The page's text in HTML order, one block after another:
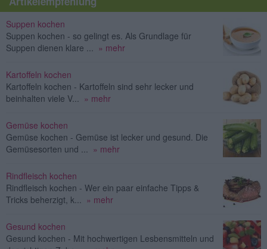
Suppen kochen
Suppen kochen - so gelingt es. Als Grundlage für
Suppen dienen klare ... » mehr
Kartoffeln kochen
Kartoffeln kochen - Kartoffeln sind sehr lecker und
beinhalten viele V... » mehr
Gemüse kochen
Gemüse kochen - Gemüse ist lecker und gesund. Die
Gemüsesorten und ... » mehr
Rindfleisch kochen
Rindfleisch kochen - Wer ein paar einfache Tipps &
Tricks beherzigt, k... » mehr
Gesund kochen
Gesund kochen - Mit hochwertigen Lesbensmitteln und